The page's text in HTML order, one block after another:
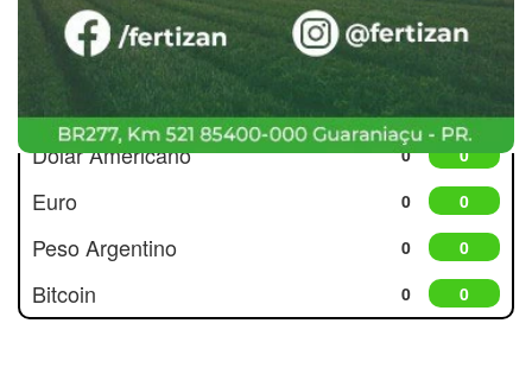
Cotações
Dólar Americano 0 0
Euro 0 0
Peso Argentino 0 0
Bitcoin 0 0